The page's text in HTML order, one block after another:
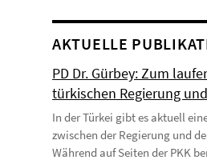
AKTUELLE
PD Dr. Gürbey: Zum
türkischen Regierung
In der Türkei gibt es aktuell
zwischen der Regierung und
Während auf Seiten der PKK